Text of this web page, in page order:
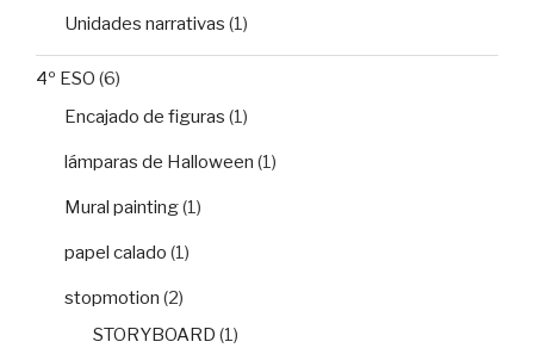
Unidades narrativas (1)
4º ESO (6)
Encajado de figuras (1)
lámparas de Halloween (1)
Mural painting(1)
papel calado (1)
stopmotion (2)
STORYBOARD (1)